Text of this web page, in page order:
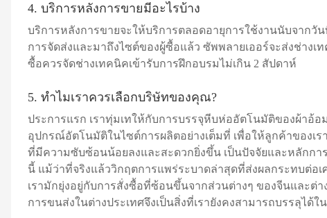
4. บริการหลังการขายมีอะไรบ้าง
บริการหลังการขายจะให้บริการตลอดอายุการใช้งานนับจากวั
การจัดส่งและมาถึงไซต์ของผู้ซื้อแล้ว ซัพพลายเออร์จะส่งช่าง
ซื้อควรจัดช่างเทคนิคเข้ารับการฝึกอบรมไม่เกิน 2 สัปดาห์
5. ทำไมเราควรเลือกบริษัทของคุณ?
ประการแรก เราทุ่มเทให้กับการบรรจุหีบห่ออัตโนมัติของผ้า
อุปกรณ์อัตโนมัติในไซต์การผลิตอย่างเต็มที่ เพื่อให้ลูกค้าของ
ที่มีความซับซ้อนน้อยลงและสะดวกยิ่งขึ้น เป็นปัจจัยและหลักกา
นี้ แม้ว่าที่จริงแล้ววิกฤตการแพร่ระบาดล่าสุดที่ส่งผลกระทบต่อเ
เรามักยุ่งอยู่กับการสั่งซื้อที่ซ้อนขึ้นจากส่วนต่างๆ ของจีนและต่า
การขนส่งในต่างประเทศจึงเป็นสิ่งที่เรายังคงสามารถบรรลุไ